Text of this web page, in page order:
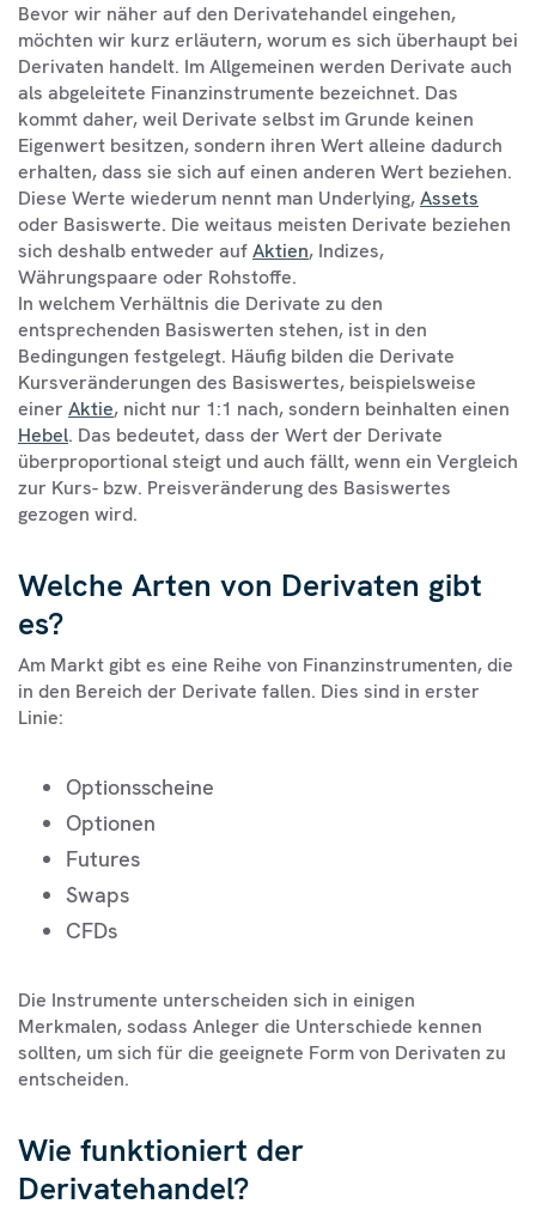
Bevor wir näher auf den Derivatehandel eingehen,
möchten wir kurz erläutern, worum es sich überhaupt bei
Derivaten handelt. Im Allgemeinen werden Derivate auch
als abgeleitete Finanzinstrumente bezeichnet. Das
kommt daher, weil Derivate selbst im Grunde keinen
Eigenwert besitzen, sondern ihren Wert alleine dadurch
erhalten, dass sie sich auf einen anderen Wert beziehen.
Diese Werte wiederum nennt man Underlying,Assets
oder Basiswerte. Die weitaus meisten Derivate beziehen
sich deshalb entweder aufAktien, Indizes,
Währungspaare oder Rohstoffe.
In welchem Verhältnis die Derivate zu den
entsprechenden Basiswerten stehen, ist in den
Bedingungen festgelegt. Häufig bilden die Derivate
Kursveränderungen des Basiswertes, beispielsweise
einer Aktie, nicht nur 1:1 nach, sondern beinhalten einen
Hebel. Das bedeutet, dass der Wert der Derivate
überproportional steigt und auch fällt, wenn ein Vergleich
zur Kurs- bzw. Preisveränderung des Basiswertes
gezogen wird.
Welche Arten von Derivaten gibt
es?
Am Markt gibt es eine Reihe von Finanzinstrumenten, die
in den Bereich der Derivate fallen. Dies sind in erster
Linie:
Optionsscheine
Optionen
Futures
Swaps
CFDs
Die Instrumente unterscheiden sich in einigen
Merkmalen, sodass Anleger die Unterschiede kennen
sollten, um sich für die geeignete Form von Derivaten zu
entscheiden.
Wie funktioniert der
Derivatehandel?